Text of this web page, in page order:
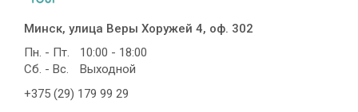
Минск, улица Веры Хоружей 4, оф. 302
Пн. - Пт.
10:00 - 18:00
Сб. - Вс.
Выходной
+375 (29) 179 99 29